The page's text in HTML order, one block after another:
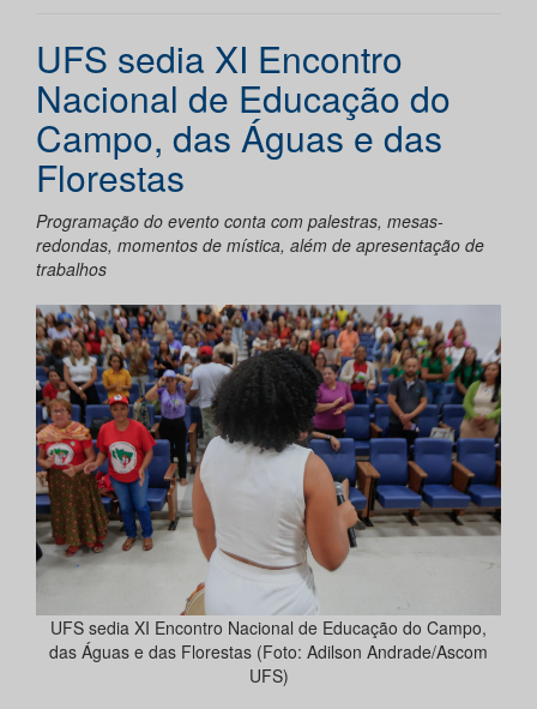
UFS sedia XI Encontro
Nacional de Educação do
Campo, das Águas e das
Florestas
Programação do evento conta com palestras, mesas-
redondas, momentos de mística, além de apresentação de
trabalhos
UFS sedia XI Encontro Nacional de Educação do Campo,
das Águas e das Florestas (Foto: Adilson Andrade/Ascom
UFS)